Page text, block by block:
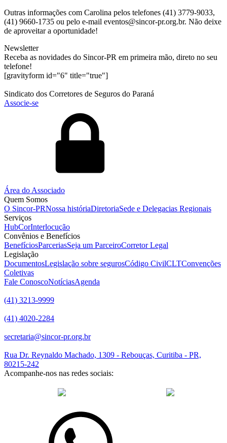
Outras informações com Carolina pelos telefones (41) 3779-9033,
(41) 9660-1735 ou pelo e-mail eventos@sincor-pr.org.br. Não deixe
de aproveitar a oportunidade!
Newsletter
Receba as novidades do Sincor-PR em primeira mão, direto no seu
telefone!
[gravityform id="6" title="true"]
Sindicato dos Corretores de Seguros do Paraná
Associe-se
Área do Associado
Quem Somos
O Sincor-PRNossa históriaDiretoriaSede e Delegacias Regionais
Serviços
HubCorInterlocução
Convênios e Benefícios
BenefíciosParceriasSeja um ParceiroCorretor Legal
Legislação
DocumentosLegislação sobre segurosCódigo CivilCLTConvenções
Coletivas
Fale ConoscoNotíciasAgenda
(41) 3213-9999
(41) 4020-2284
secretaria@sincor-pr.org.br
Rua Dr. Reynaldo Machado, 1309 - Rebouças, Curitiba - PR,
80215-242
Acompanhe-nos nas redes sociais: